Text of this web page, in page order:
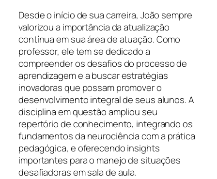
Desde o início de sua carreira, João sempre
valorizou a importância da atualização
contínua em sua área de atuação. Como
professor, ele tem se dedicado a
compreender os desafios do processo de
aprendizagem e a buscar estratégias
inovadoras que possam promover o
desenvolvimento integral de seus alunos. A
disciplina em questão ampliou seu
repertório de conhecimento, integrando os
fundamentos da neurociência com a prática
pedagógica, e oferecendo insights
importantes para o manejo de situações
desafiadoras em sala de aula.